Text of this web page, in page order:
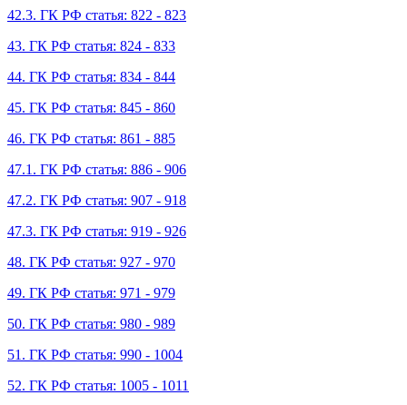
42.3. ГК РФ статья: 822 - 823
43. ГК РФ статья: 824 - 833
44. ГК РФ статья: 834 - 844
45. ГК РФ статья: 845 - 860
46. ГК РФ статья: 861 - 885
47.1. ГК РФ статья: 886 - 906
47.2. ГК РФ статья: 907 - 918
47.3. ГК РФ статья: 919 - 926
48. ГК РФ статья: 927 - 970
49. ГК РФ статья: 971 - 979
50. ГК РФ статья: 980 - 989
51. ГК РФ статья: 990 - 1004
52. ГК РФ статья: 1005 - 1011